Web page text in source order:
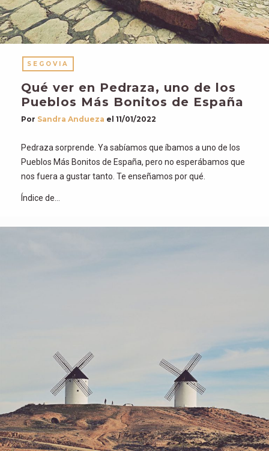
SEGOVIA
Qué ver en Pedraza, uno de los
Pueblos Más Bonitos de España
Por Sandra Andueza el 11/01/2022
Pedraza sorprende. Ya sabíamos que íbamos a uno de los
Pueblos Más Bonitos de España, pero no esperábamos que
nos fuera a gustar tanto. Te enseñamos por qué.
Índice de…